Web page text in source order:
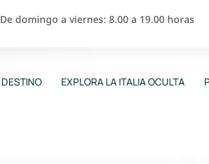
De domingo a viernes: 8.00 a 19.00 horas
DESTINO EXPLORA LA ITALIA OCULTA